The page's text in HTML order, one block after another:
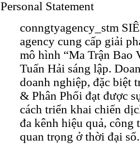
Personal Statement
conngtyagency_stm
agency cung cấp giải
mô hình “Ma Trận Bao
Tuấn Hải sáng lập.
doanh nghiệp, đặc biệt
& Phân Phối đạt được
cách triển khai chiến
đa kênh hiệu quả,
quan trọng ở thời đại số.